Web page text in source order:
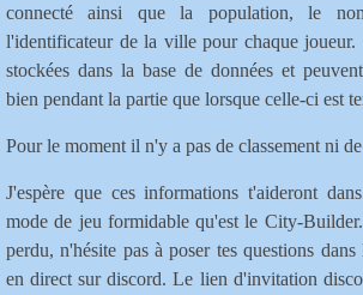
connecté ainsi que la population, le
l'identificateur de la ville pour chaque joueur.
stockées dans la base de données et
bien pendant la partie que lorsque celle-ci est
Pour le moment il n'y a pas de classement ni
J'espère que ces informations t'aideront
mode de jeu formidable qu'est le City-
perdu, n'hésite pas à poser tes questions
en direct sur discord. Le lien d'invitation